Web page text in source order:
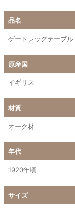
品名
ゲートレッグテーブル
原産国
イギリス
材質
オーク材
年代
1920年頃
サイズ